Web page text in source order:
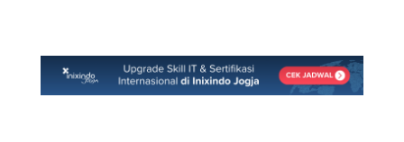
mengidentifikasi skala dan dampak sebuah
insiden. Menerapkan Teknik Containment,
Eradication, dan Recovery yang efektif untuk